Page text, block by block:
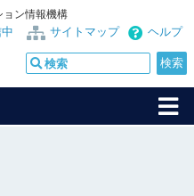
ョン情報機構
ヘルプ
サイトマップ